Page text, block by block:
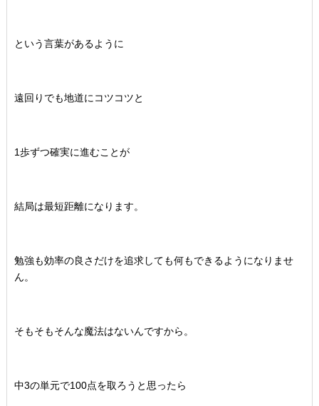
という言葉があるように
遠回りでも地道にコツコツと
1歩ずつ確実に進むことが
結局は最短距離になります。
勉強も効率の良さだけを追求しても何もできるようになりませ
ん。
そもそもそんな魔法はないんですから。
中3の単元で100点を取ろうと思ったら